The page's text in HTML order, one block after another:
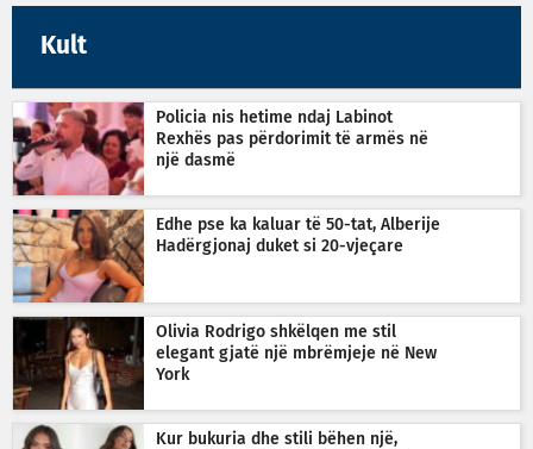
Kult
Policia nis hetime ndaj Labinot
Rexhës pas përdorimit të armës në
një dasmë
Edhe pse ka kaluar të 50-tat, Alberije
Hadërgjonaj duket si 20-vjeçare
Olivia Rodrigo shkëlqen me stil
elegant gjatë një mbrëmjeje në New
York
Kur bukuria dhe stili bëhen një,